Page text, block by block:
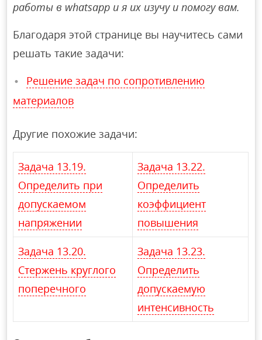
работы в whatsapp и я их изучу и помогу вам.
Благодаря этой странице вы научитесь сами
решать такие задачи:
Решение задач по сопротивлению
материалов
Другие похожие задачи:
Задача 13.19.
Определить при
допускаемом
напряжении
Задача 13.22.
Определить
коэффициент
повышения
Задача 13.20.
Стержень круглого
поперечного
Задача 13.23.
Определить
допускаемую
интенсивность